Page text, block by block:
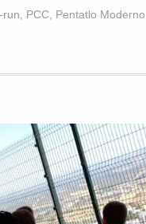
run, PCC, Pentatlo Moderno